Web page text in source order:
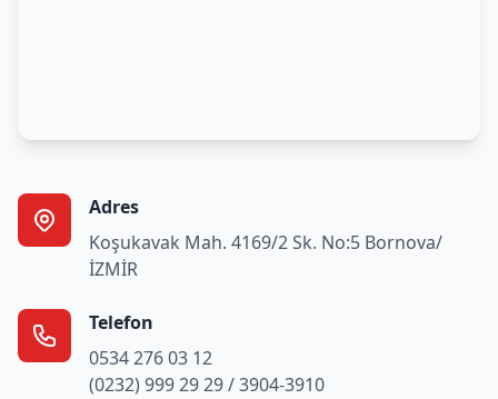
Adres
Koşukavak Mah. 4169/2 Sk. No:5 Bornova/
İZMİR
Telefon
0534 276 03 12
(0232) 999 29 29 / 3904-3910